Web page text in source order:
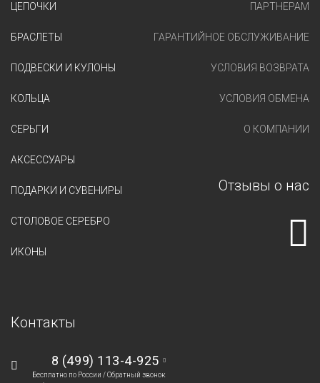
ЦЕПОЧКИ
БРАСЛЕТЫ
ПОДВЕСКИ И КУЛОНЫ
КОЛЬЦА
СЕРЬГИ
АКСЕССУАРЫ
ПОДАРКИ И СУВЕНИРЫ
СТОЛОВОЕ СЕРЕБРО
ИКОНЫ
ПАРТНЕРАМ
ГАРАНТИЙНОЕ ОБСЛУЖИВАНИЕ
УСЛОВИЯ ВОЗВРАТА
УСЛОВИЯ ОБМЕНА
О КОМПАНИИ
Отзывы о нас
Контакты
8 (499) 113-4-925
Бесплатно по России /Обратный звонок